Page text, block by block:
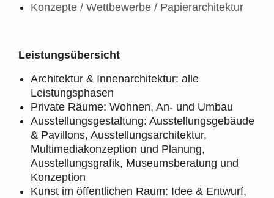
Konzepte / Wettbewerbe / Papierarchitektur
Leistungsübersicht
Architektur & Innenarchitektur: alle
Leistungsphasen
Private Räume: Wohnen, An- und Umbau
Ausstellungsgestaltung: Ausstellungsgebäude
& Pavillons, Ausstellungsarchitektur,
Multimediakonzeption und Planung,
Ausstellungsgrafik, Museumsberatung und
Konzeption
Kunst im öffentlichen Raum: Idee & Entwurf,